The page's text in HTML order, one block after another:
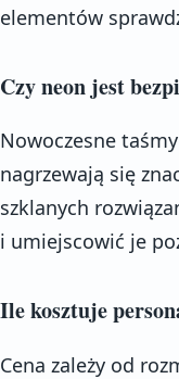
elementów
Czy neon jest
Nowoczesne
nagrzewają się
szklanych
i umiejscowić je
Ile kosztuje
Cena zależy od